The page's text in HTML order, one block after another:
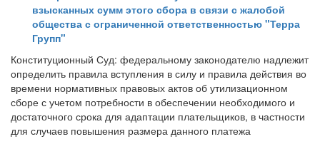
взысканных сумм этого сбора в связи с жалобой
общества с ограниченной ответственностью "Терра
Групп"
Конституционный Суд: федеральному законодателю надлежит
определить правила вступления в силу и правила действия во
времени нормативных правовых актов об утилизационном
сборе с учетом потребности в обеспечении необходимого и
достаточного срока для адаптации плательщиков, в частности
для случаев повышения размера данного платежа